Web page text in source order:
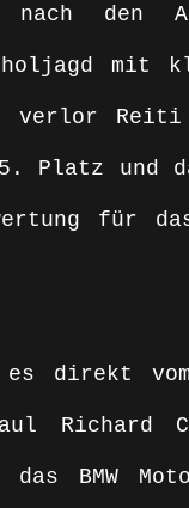
den
mit
verlor Reiti
Platz und
für
es direkt
BMW